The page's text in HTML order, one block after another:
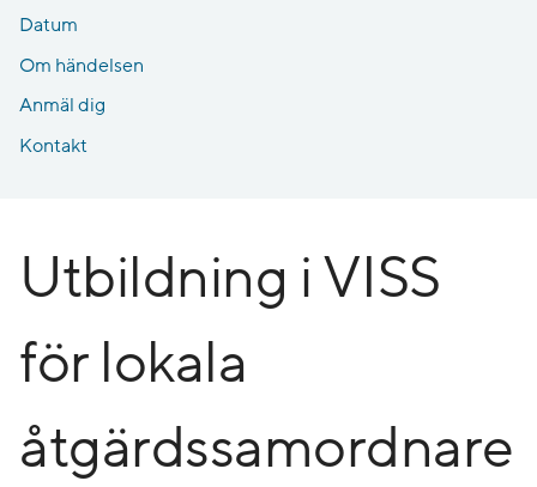
Datum
Om händelsen
Tid och plats
Målgrupp
Anmäl dig
Kontakt
Utbildning i VISS
för lokala
åtgärdssamordnare